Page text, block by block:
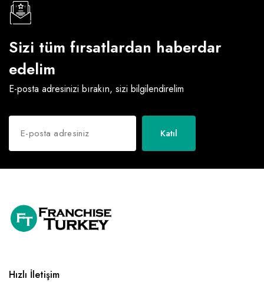
Sizi tüm fırsatlardan haberdar
edelim
E-posta adresinizi bırakın, sizi bilgilendirelim
Katıl
Hızlı İletişim